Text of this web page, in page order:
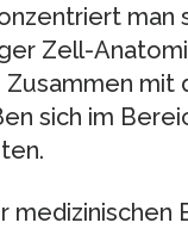
man
Zell-
sich im